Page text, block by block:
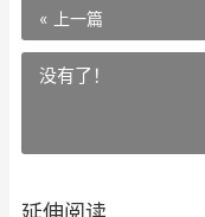
« 上一篇
没有了！